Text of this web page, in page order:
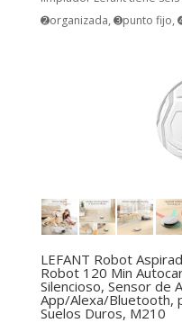
➋organizada, ➌punto fijo,
LEFANT Robot
Robot 120 Min
Silencioso, Sensor de
App/Alexa/Bluetooth,
Suelos Duros, M210